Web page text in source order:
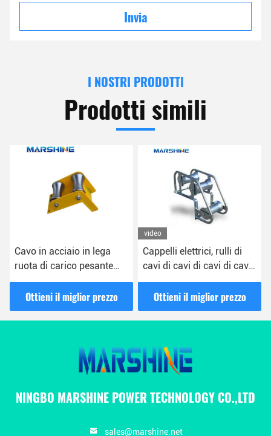
Invia
I NOSTRI PRODOTTI
Prodotti simili
Cavo in acciaio in lega
ruota di carico pesante
ruota di rilievo puleggia
Ottieni il miglior prezzo
video
Cappelli elettrici, rulli di
cavi di cavi di cavi di cavi
di cavi di cavi di cavi di
cavi di cavi
Ottieni il miglior prezzo
NINGBO MARSHINE POWER TECHNOLOGY CO.,LTD
sales@marshine.net